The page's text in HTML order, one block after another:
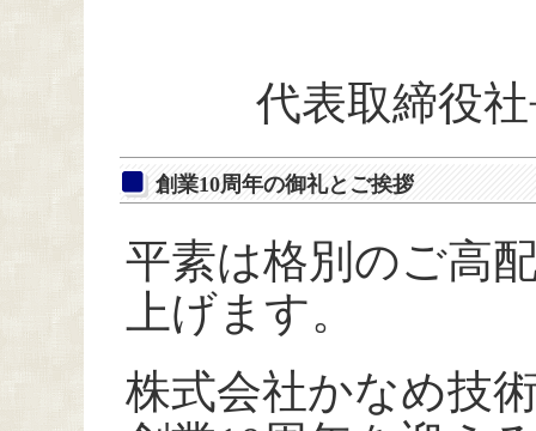
代表取締役
創業10周年の御礼とご挨拶
平素は格別のご高
上げます。
株式会社かなめ技